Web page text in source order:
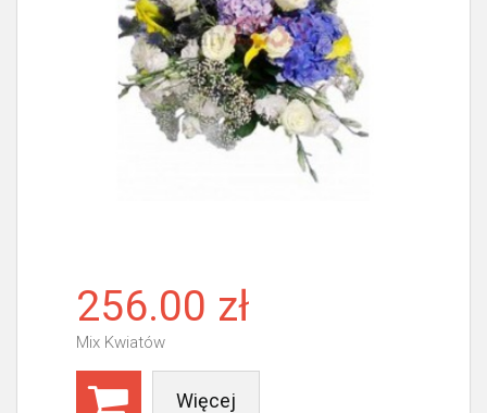
256.00 zł
Mix Kwiatów
Więcej